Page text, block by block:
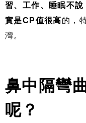
習、工作、睡眠不
實是CP值很高的，
灣。
鼻中隔彎
呢？